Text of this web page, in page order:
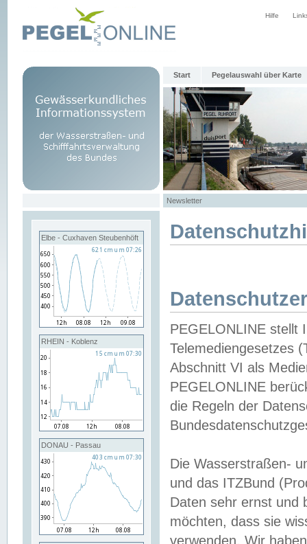
Hilfe
Start Pegelauswahl über Karte
Newsletter
Elbe - Cuxhaven Steubenhöft
RHEIN - Koblenz
DONAU - Passau
PEGELONLINE stellt
Telemediengesetzes
Abschnitt VI als
PEGELONLINE
die Regeln der
Die Wasserstraßen-
und das ITZBund
Daten sehr ernst und
möchten, dass sie
verwenden. Wir